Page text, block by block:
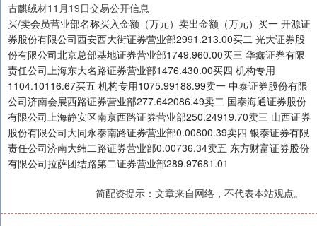
古麒绒材11月19日交易公开信息
买/卖会员营业部名称买入金额（万元）卖出金额（万元）买一 开源证
券股份有限公司西安西大街证券营业部2991.213.00买二 光大证券股
份有限公司北京总部基地证券营业部1749.960.00买三 华鑫证券有限
责任公司上海东大名路证券营业部1476.430.00买四 机构专用
1104.10116.67买五 机构专用1075.99188.99卖一 中泰证券股份有限
公司济南会展西路证券营业部277.642086.49卖二 国泰海通证券股份
有限公司上海静安区南京西路证券营业部250.24919.70卖三 山西证券
股份有限公司大同永泰南路证券营业部0.00800.39卖四 银泰证券有限
责任公司济南大纬二路证券营业部0.00736.34卖五 东方财富证券股份
有限公司拉萨团结路第二证券营业部289.97681.01
简配资提示：文章来自网络，不代表本站观点。